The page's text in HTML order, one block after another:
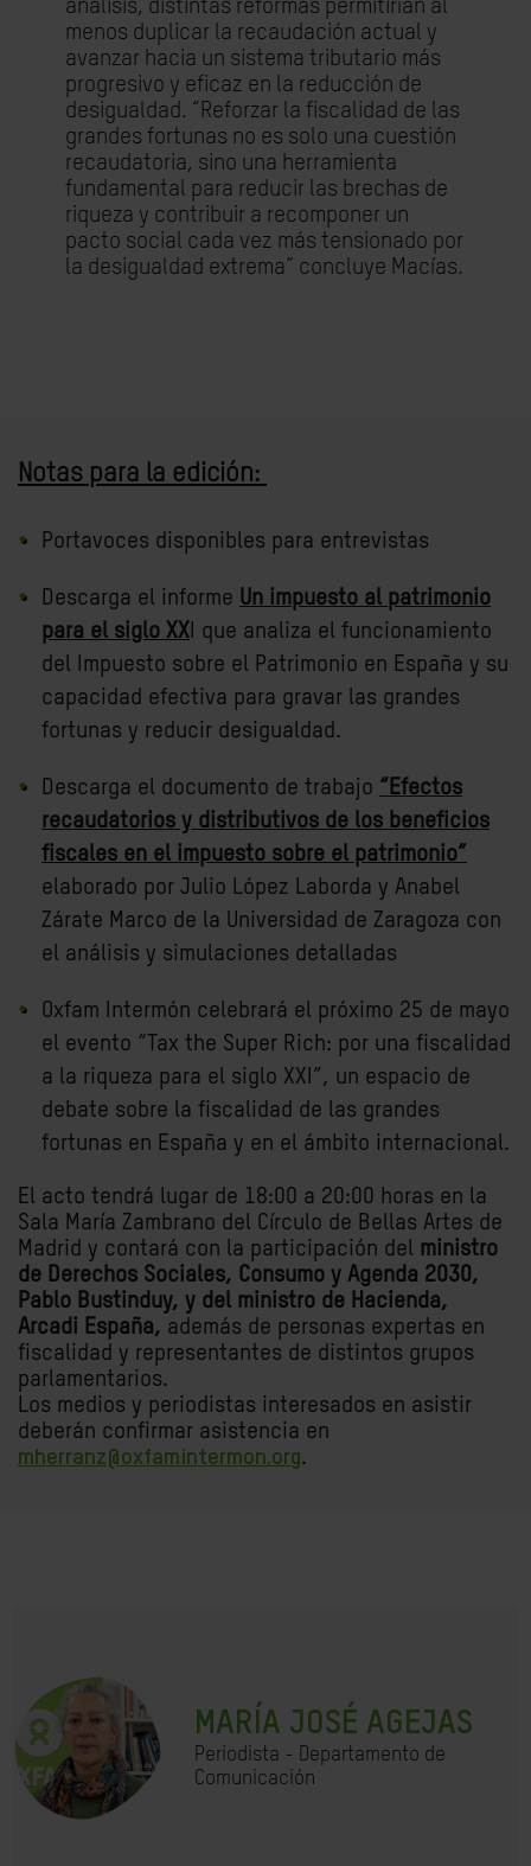
análisis, distintas reformas permitirían al
menos duplicar la recaudación actual y
avanzar hacia un sistema tributario más
progresivo y eficaz en la reducción de
desigualdad. “Reforzar la fiscalidad de las
grandes fortunas no es solo una cuestión
recaudatoria, sino una herramienta
fundamental para reducir las brechas de
riqueza y contribuir a recomponer un
pacto social cada vez más tensionado por
la desigualdad extrema” concluye Macías.
Notas para la edición:
Portavoces disponibles para entrevistas
Descarga el informe Un impuesto al patrimonio
para el siglo XX que analiza el funcionamiento
del Impuesto sobre el Patrimonio en España y su
capacidad efectiva para gravar las grandes
fortunas y reducir desigualdad.
Descarga el documento de trabajo “Efectos
recaudatorios y distributivos de los beneficios
fiscales en el impuesto sobre el patrimonio”
elaborado por Julio López Laborda y Anabel
Zárate Marco de la Universidad de Zaragoza con
el análisis y simulaciones detalladas
Oxfam Intermón celebrará el próximo 25 de mayo
el evento “Tax the Super Rich: por una fiscalidad
a la riqueza para el siglo XXI”, un espacio de
debate sobre la fiscalidad de las grandes
fortunas en España y en el ámbito internacional.
El acto tendrá lugar de 18:00 a 20:00 horas en la
Sala María Zambrano del Círculo de Bellas Artes de
Madrid y contará con la participación del ministro
de Derechos Sociales, Consumo y Agenda 2030,
Pablo Bustinduy, y del ministro de Hacienda,
Arcadi España, además de personas expertas en
fiscalidad y representantes de distintos grupos
parlamentarios.
Los medios y periodistas interesados en asistir
deberán confirmar asistencia en
mherranz@oxfamintermon.org.
MARÍA JOSÉ AGEJAS
Periodista - Departamento de
Comunicación